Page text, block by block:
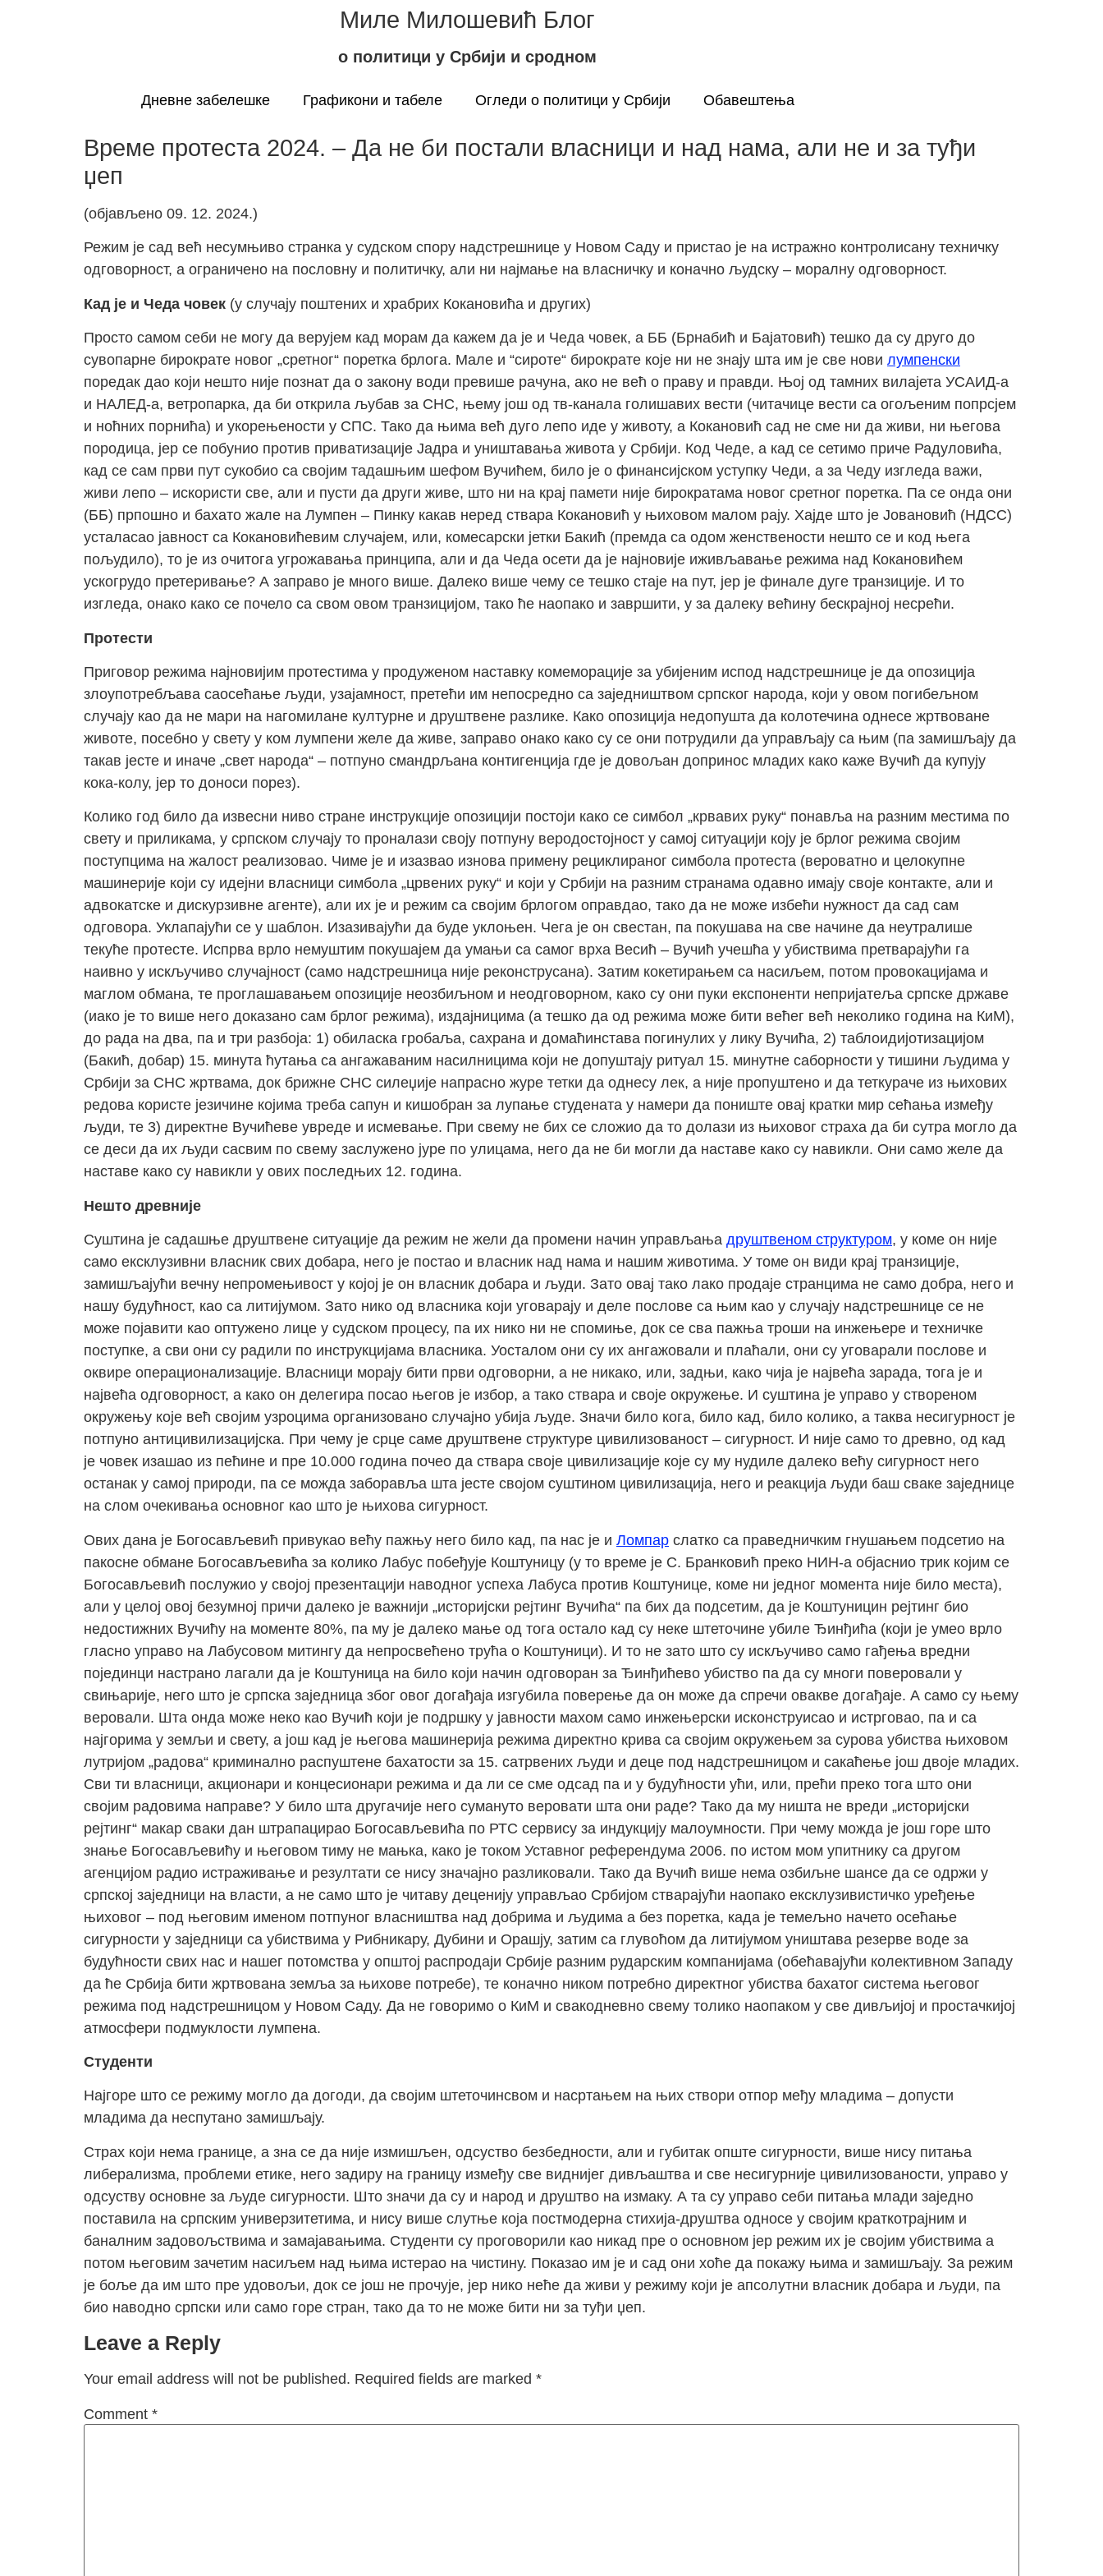
Миле Милошевић Блог
о политици у Србији и сродном
Дневне забелешке Графикони и табеле Огледи о политици у Србији Обавештења
Време протеста 2024. – Да не би постали власници и над нама, али не и за туђи
џеп
(објављено 09. 12. 2024.)
Режим је сад већ несумњиво странка у судском спору надстрешнице у Новом Саду и пристао је на истражно контролисану техничку
одговорност, а ограничено на пословну и политичку, али ни најмање на власничку и коначно људску – моралну одговорност.
Кад је и Чеда човек (у случају поштених и храбрих Кокановића и других)
Просто самом себи не могу да верујем кад морам да кажем да је и Чеда човек, а ББ (Брнабић и Бајатовић) тешко да су друго до
сувопарне бирократе новог „сретног“ поретка брлога. Мале и “сироте“ бирократе које ни не знају шта им је све нови лумпенски
поредак дао који нешто није познат да о закону води превише рачуна, ако не већ о праву и правди. Њој од тамних вилајета УСАИД-а
и НАЛЕД-а, ветропарка, да би открила љубав за СНС, њему још од тв-канала голишавих вести (читачице вести са огољеним попрсјем
и ноћних порнића) и укорењености у СПС. Тако да њима већ дуго лепо иде у животу, а Кокановић сад не сме ни да живи, ни његова
породица, јер се побунио против приватизације Јадра и уништавања живота у Србији. Код Чеде, а кад се сетимо приче Радуловића,
кад се сам први пут сукобио са својим тадашњим шефом Вучићем, било је о финансијском уступку Чеди, а за Чеду изгледа важи,
живи лепо – искористи све, али и пусти да други живе, што ни на крај памети није бирократама новог сретног поретка. Па се онда они
(ББ) прпошно и бахато жале на Лумпен – Пинку какав неред ствара Кокановић у њиховом малом рају. Хајде што је Јовановић (НДСС)
усталасао јавност са Кокановићевим случајем, или, комесарски јетки Бакић (премда са одом женствености нешто се и код њега
пољудило), то је из очитога угрожавања принципа, али и да Чеда осети да је најновије иживљавање режима над Кокановићем
ускогрудо претеривање? А заправо је много више. Далеко више чему се тешко стаје на пут, јер је финале дуге транзиције. И то
изгледа, онако како се почело са свом овом транзицијом, тако ће наопако и завршити, у за далеку већину бескрајној несрећи.
Протести
Приговор режима најновијим протестима у продуженом наставку комеморације за убијеним испод надстрешнице је да опозиција
злоупотребљава саосећање људи, узајамност, претећи им непосредно са заједништвом српског народа, који у овом погибељном
случају као да не мари на нагомилане културне и друштвене разлике. Како опозиција недопушта да колотечина однесе жртвоване
животе, посебно у свету у ком лумпени желе да живе, заправо онако како су се они потрудили да управљају са њим (па замишљају да
такав јесте и иначе „свет народа“ – потпуно смандрљана контигенција где је довољан допринос младих како каже Вучић да купују
кока-колу, јер то доноси порез).
Колико год било да извесни ниво стране инструкције опозицији постоји како се симбол „крвавих руку“ понавља на разним местима по
свету и приликама, у српском случају то проналази своју потпуну веродостојност у самој ситуацији коју је брлог режима својим
поступцима на жалост реализовао. Чиме је и изазвао изнова примену рециклираног симбола протеста (вероватно и целокупне
машинерије који су идејни власници симбола „црвених руку“ и који у Србији на разним странама одавно имају своје контакте, али и
адвокатске и дискурзивне агенте), али их је и режим са својим брлогом оправдао, тако да не може избећи нужност да сад сам
одговора. Уклапајући се у шаблон. Изазивајући да буде уклоњен. Чега је он свестан, па покушава на све начине да неутралише
текуће протесте. Испрва врло немуштим покушајем да умањи са самог врха Весић – Вучић учешћа у убиствима претварајући га
наивно у искључиво случајност (само надстрешница није реконструсана). Затим кокетирањем са насиљем, потом провокацијама и
маглом обмана, те проглашавањем опозиције неозбиљном и неодговорном, како су они пуки експоненти непријатеља српске државе
(иако је то више него доказано сам брлог режима), издајницима (а тешко да од режима може бити већег већ неколико година на КиМ),
до рада на два, па и три разбоја: 1) обиласка гробаља, сахрана и домаћинстава погинулих у лику Вучића, 2) таблоидијотизацијом
(Бакић, добар) 15. минута ћутања са ангажаваним насилницима који не допуштају ритуал 15. минутне саборности у тишини људима у
Србији за СНС жртвама, док брижне СНС силеџије напрасно журе тетки да однесу лек, а није пропуштено и да теткураче из њихових
редова користе језичине којима треба сапун и кишобран за лупање студената у намери да пониште овај кратки мир сећања између
људи, те 3) директне Вучићеве увреде и исмевање. При свему не бих се сложио да то долази из њиховог страха да би сутра могло да
се деси да их људи сасвим по свему заслужено јуре по улицама, него да не би могли да наставе како су навикли. Они само желе да
наставе како су навикли у ових последњих 12. година.
Нешто древније
Суштина је садашње друштвене ситуације да режим не жели да промени начин управљања друштвеном структуром, у коме он није
само ексклузивни власник свих добара, него је постао и власник над нама и нашим животима. У томе он види крај транзиције,
замишљајући вечну непромењивост у којој је он власник добара и људи. Зато овај тако лако продаје странцима не само добра, него и
нашу будућност, као са литијумом. Зато нико од власника који уговарају и деле послове са њим као у случају надстрешнице се не
може појавити као оптужено лице у судском процесу, па их нико ни не спомиње, док се сва пажња троши на инжењере и техничке
поступке, а сви они су радили по инструкцијама власника. Уосталом они су их ангажовали и плаћали, они су уговарали послове и
оквире операционализације. Власници морају бити први одговорни, а не никако, или, задњи, како чија је највећа зарада, тога је и
највећа одговорност, а како он делегира посао његов је избор, а тако ствара и своје окружење. И суштина је управо у створеном
окружењу које већ својим узроцима организовано случајно убија људе. Значи било кога, било кад, било колико, а таква несигурност је
потпуно антицивилизацијска. При чему је срце саме друштвене структуре цивилизованост – сигурност. И није само то древно, од кад
је човек изашао из пећине и пре 10.000 година почео да ствара своје цивилизације које су му нудиле далеко већу сигурност него
останак у самој природи, па се можда заборавља шта јесте својом суштином цивилизација, него и реакција људи баш сваке заједнице
на слом очекивања основног као што је њихова сигурност.
Ових дана је Богосављевић привукао већу пажњу него било кад, па нас је и Ломпар слатко са праведничким гнушањем подсетио на
пакосне обмане Богосављевића за колико Лабус побеђује Коштуницу (у то време је С. Бранковић преко НИН-а објаснио трик којим се
Богосављевић послужио у својој презентацији наводног успеха Лабуса против Коштунице, коме ни једног момента није било места),
али у целој овој безумној причи далеко је важнији „историјски рејтинг Вучића“ па бих да подсетим, да је Коштуницин рејтинг био
недостижних Вучићу на моменте 80%, па му је далеко мање од тога остало кад су неке штеточине убиле Ђинђића (који је умео врло
гласно управо на Лабусовом митингу да непросвећено трућа о Коштуници). И то не зато што су искључиво само гађења вредни
појединци настрано лагали да је Коштуница на било који начин одговоран за Ђинђићево убиство па да су многи поверовали у
свињарије, него што је српска заједница због овог догађаја изгубила поверење да он може да спречи овакве догађаје. А само су њему
веровали. Шта онда може неко као Вучић који је подршку у јавности махом само инжењерски исконструисао и истрговао, па и са
најгорима у земљи и свету, а још кад је његова машинерија режима директно крива са својим окружењем за сурова убиства њиховом
лутријом „радова“ криминално распуштене бахатости за 15. сатрвених људи и деце под надстрешницом и сакаћење још двоје младих.
Сви ти власници, акционари и концесионари режима и да ли се сме одсад па и у будућности ући, или, прећи преко тога што они
својим радовима направе? У било шта другачије него сумануто веровати шта они раде? Тако да му ништа не вреди „историјски
рејтинг“ макар сваки дан штрапацирао Богосављевића по РТС сервису за индукцију малоумности. При чему можда је још горе што
знање Богосављевићу и његовом тиму не мањка, како је током Уставног референдума 2006. по истом мом упитнику са другом
агенцијом радио истраживање и резултати се нису значајно разликовали. Тако да Вучић више нема озбиљне шансе да се одржи у
српској заједници на власти, а не само што је читаву деценију управљао Србијом стварајући наопако ексклузивистичко уређење
њиховог – под његовим именом потпуног власништва над добрима и људима а без поретка, када је темељно начето осећање
сигурности у заједници са убиствима у Рибникару, Дубини и Орашју, затим са глувоћом да литијумом уништава резерве воде за
будућности свих нас и нашег потомства у општој распродаји Србије разним рударским компанијама (обећавајући колективном Западу
да ће Србија бити жртвована земља за њихове потребе), те коначно ником потребно директног убиства бахатог система његовог
режима под надстрешницом у Новом Саду. Да не говоримо о КиМ и свакодневно свему толико наопаком у све дивљијој и простачкијој
атмосфери подмуклости лумпена.
Студенти
Најгоре што се режиму могло да догоди, да својим штеточинсвом и насртањем на њих створи отпор међу младима – допусти
младима да неспутано замишљају.
Страх који нема границе, а зна се да није измишљен, одсуство безбедности, али и губитак опште сигурности, више нису питања
либерализма, проблеми етике, него задиру на границу између све виднијег дивљаштва и све несигурније цивилизованости, управо у
одсуству основне за људе сигурности. Што значи да су и народ и друштво на измаку. А та су управо себи питања млади заједно
поставила на српским универзитетима, и нису више слутње која постмодерна стихија-друштва односе у својим краткотрајним и
баналним задовољствима и замајавањима. Студенти су проговорили као никад пре о основном јер режим их је својим убиствима а
потом његовим зачетим насиљем над њима истерао на чистину. Показао им је и сад они хоће да покажу њима и замишљају. За режим
је боље да им што пре удовољи, док се још не прочује, јер нико неће да живи у режиму који је апсолутни власник добара и људи, па
био наводно српски или само горе стран, тако да то не може бити ни за туђи џеп.
Leave a Reply
Your email address will not be published. Required fields are marked *
Comment *